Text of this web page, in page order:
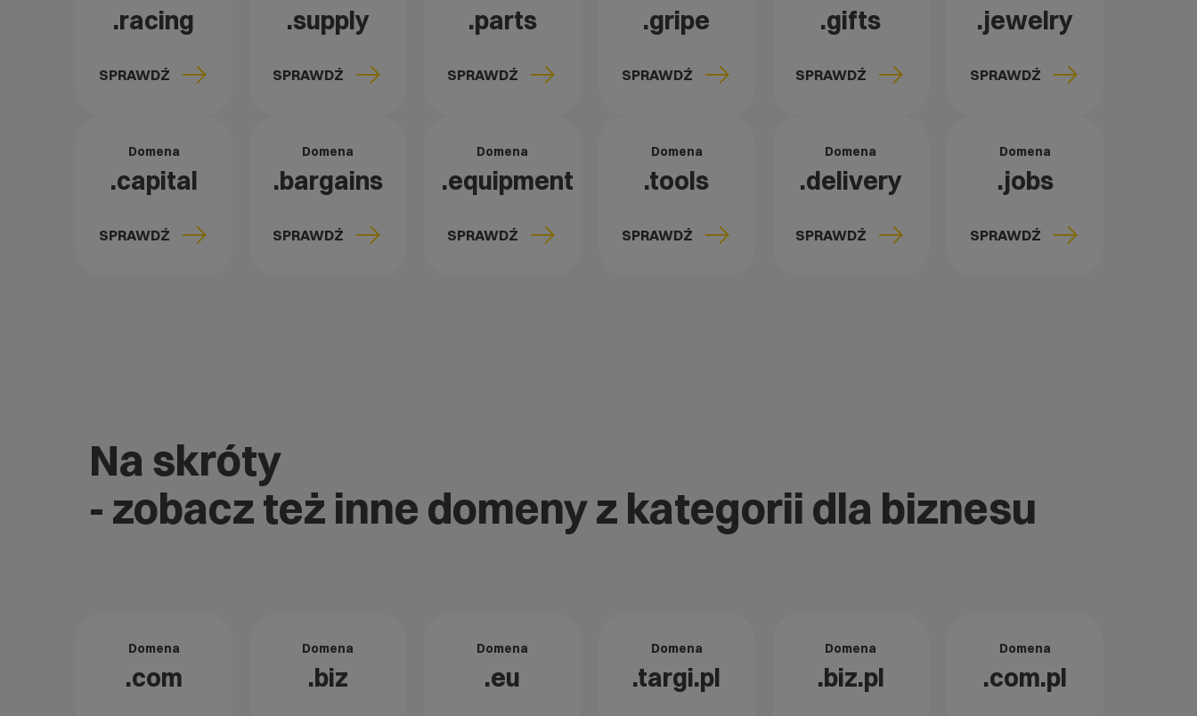
.racing
SPRAWDŹ
.supply
SPRAWDŹ
.parts
SPRAWDŹ
.gripe
SPRAWDŹ
.gifts
SPRAWDŹ
.jewelry
SPRAWDŹ
Domena
.capital
SPRAWDŹ
Domena
.bargains
SPRAWDŹ
Domena
.equipment
SPRAWDŹ
Domena
.tools
SPRAWDŹ
Domena
.delivery
SPRAWDŹ
Domena
.jobs
SPRAWDŹ
Na skróty
- zobacz też inne domeny z kategorii dla biznesu
Domena
.com
Domena
.biz
Domena
.eu
Domena
.targi.pl
Domena
.biz.pl
Domena
.com.pl